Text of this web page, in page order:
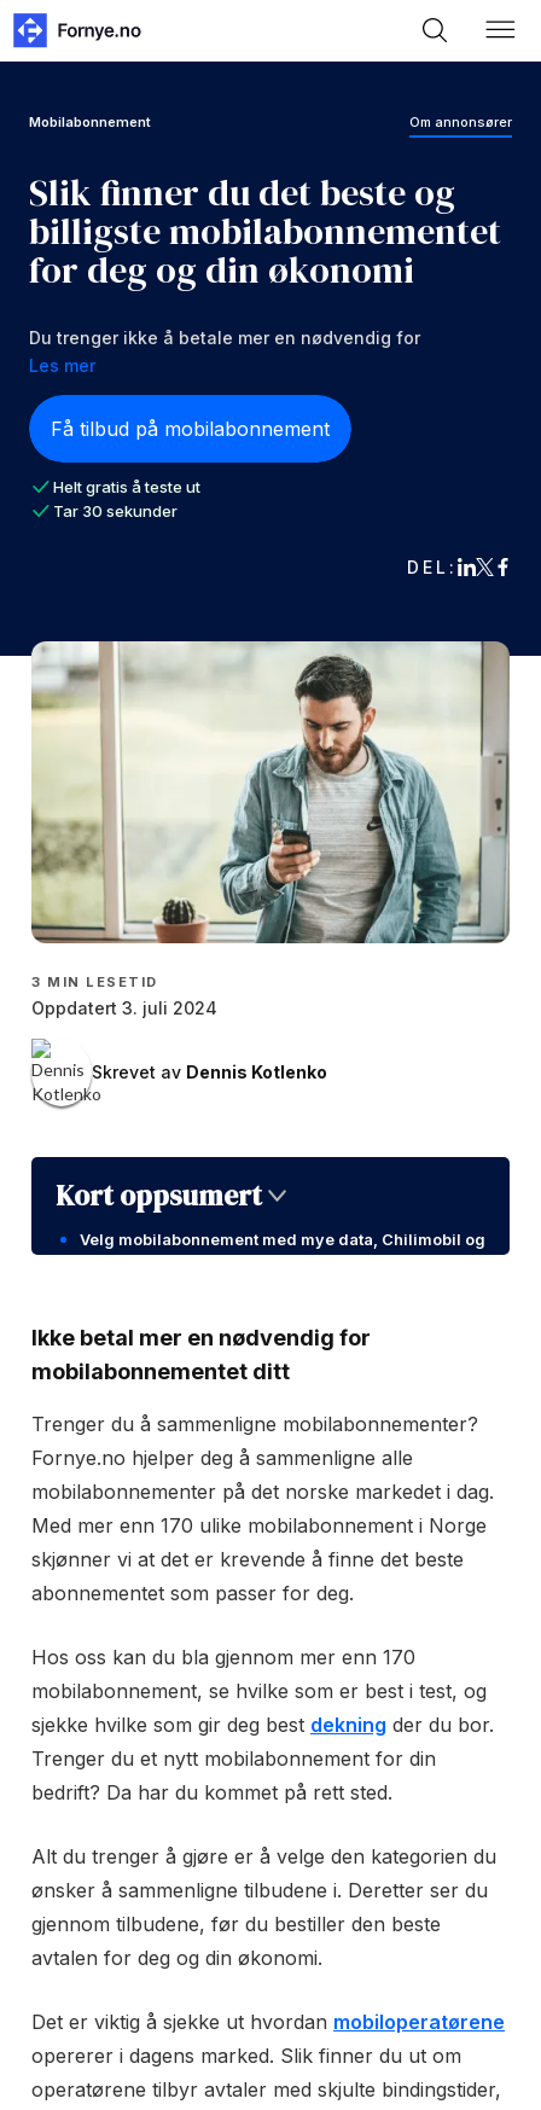
Mobilabonnement Om annonsører
Slik finner du det beste og
billigste mobilabonnementet
for deg og din økonomi
Du trenger ikke å betale mer en nødvendig for
mobilabonnementet ditt, vi hjelper deg.
Les mer
Få tilbud på mobilabonnement
Helt gratis å teste ut
Tar 30 sekunder
DEL:
3 MIN LESETID
Oppdatert 3. juli 2024
Skrevet av Dennis Kotlenko
Kort oppsumert
Velg mobilabonnement med mye data, Chilimobil og
billigere og kjøpe den direkte ut.
sette opp avtalegiro.
Ikke betal mer en nødvendig for
mobilabonnementet ditt
Trenger du å sammenligne mobilabonnementer?
Fornye.no hjelper deg å sammenligne alle
mobilabonnementer på det norske markedet i dag.
Med mer enn 170 ulike mobilabonnement i Norge
skjønner vi at det er krevende å finne det beste
abonnementet som passer for deg.
Hos oss kan du bla gjennom mer enn 170
mobilabonnement, se hvilke som er best i test, og
sjekke hvilke som gir deg best dekning der du bor.
Trenger du et nytt mobilabonnement for din
bedrift? Da har du kommet på rett sted.
Alt du trenger å gjøre er å velge den kategorien du
ønsker å sammenligne tilbudene i. Deretter ser du
gjennom tilbudene, før du bestiller den beste
avtalen for deg og din økonomi.
Det er viktig å sjekke ut hvordan mobiloperatørene
opererer i dagens marked. Slik finner du ut om
operatørene tilbyr avtaler med skjulte bindingstider,